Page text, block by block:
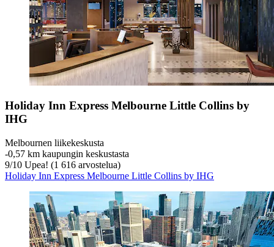
Holiday Inn Express Melbourne Little Collins by
IHG
Melbournen liikekeskusta
‐0,57 km kaupungin keskustasta
9/10 Upea! (1 616 arvostelua)
Holiday Inn Express Melbourne Little Collins by IHG